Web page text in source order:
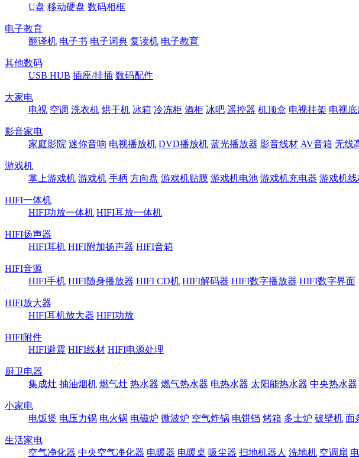
U盘 移动硬盘 数码相框
电子教育
翻译机 电子书 电子词典 复读机 电子教育
其他数码
USB HUB 插座/排插 数码配件
大家电
电视 空调 洗衣机 烘干机 冰箱 冷冻柜 酒柜 冰吧 遥控器 机顶盒 电视挂架 电视底
影音家电
家庭影院 迷你音响 电视播放机 DVD播放机 蓝光播放器 影音线材 AV音箱 无线
游戏机
掌上游戏机 游戏机 手柄 方向盘 游戏机贴膜 游戏机电池 游戏机充电器 游戏机线
HIFI一体机
HIFI功放一体机 HIFI耳放一体机
HIFI扬声器
HIFI耳机 HIFI附加扬声器 HIFI音箱
HIFI音源
HIFI手机 HIFI随身播放器 HIFI CD机 HIFI解码器 HIFI数字播放器 HIFI数字界面
HIFI放大器
HIFI耳机放大器 HIFI功放
HIFI附件
HIFI避震 HIFI线材 HIFI电源处理
厨卫电器
集成灶 抽油烟机 燃气灶 热水器 燃气热水器 电热水器 太阳能热水器 中央热水器
小家电
电饭煲 电压力锅 电火锅 电磁炉 微波炉 空气炸锅 电饼铛 烤箱 多士炉 破壁机 面
生活家电
空气净化器 中央空气净化器 电暖器 电暖桌 吸尘器 扫地机器人 洗地机 空调扇